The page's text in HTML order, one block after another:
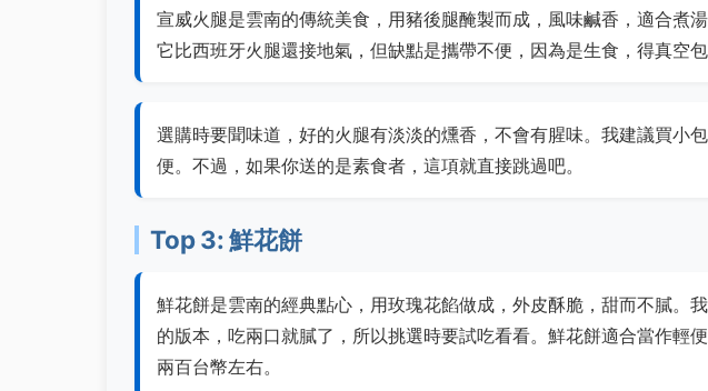
宣威火腿是雲南的傳統美食，用豬後腿醃製而成，風味鹹香，適合煮
它比西班牙火腿還接地氣，但缺點是攜帶不便，因為是生食，得真空包
選購時要聞味道，好的火腿有淡淡的燻香，不會有腥味。我建議買小
便。不過，如果你送的是素食者，這項就直接跳過吧。
Top 3: 鮮花餅
鮮花餅是雲南的經典點心，用玫瑰花餡做成，外皮酥脆，甜而不膩。
的版本，吃兩口就膩了，所以挑選時要試吃看看。鮮花餅適合當作輕
兩百台幣左右。